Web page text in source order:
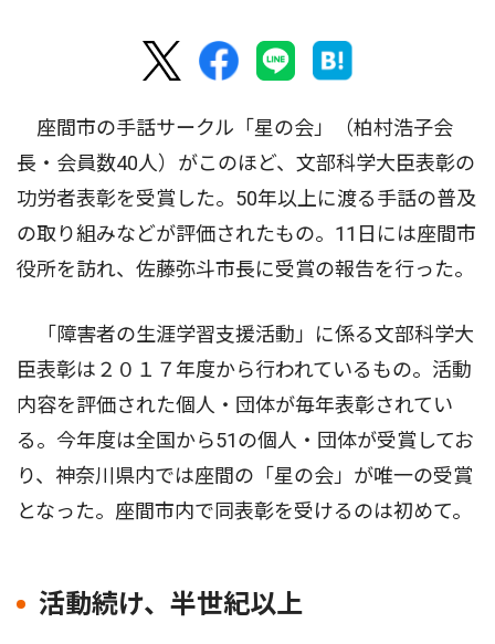
座間市の手話サークル「星の会」（柏村浩子会
長・会員数40人）がこのほど、文部科学大臣表彰の
功労者表彰を受賞した。50年以上に渡る手話の普及
の取り組みなどが評価されたもの。11日には座間市
役所を訪れ、佐藤弥斗市長に受賞の報告を行った。
「障害者の生涯学習支援活動」に係る文部科学大
臣表彰は２０１７年度から行われているもの。活動
内容を評価された個人・団体が毎年表彰されてい
る。今年度は全国から51の個人・団体が受賞してお
り、神奈川県内では座間の「星の会」が唯一の受賞
となった。座間市内で同表彰を受けるのは初めて。
活動続け、半世紀以上